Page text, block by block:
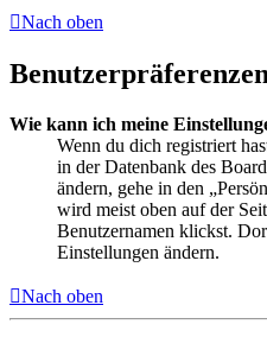
Nach oben
Wie kann ich meine
Wenn du dich registriert
in der Datenbank des
ändern, gehe in den
wird meist oben auf der
Benutzernamen klickst.
Einstellungen ändern.
Nach oben